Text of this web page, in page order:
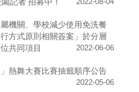
2022-08-04
機關、學校減少使用免洗餐
方式原則相關簽案」於分層
共同項目
2022-06-06
熱舞大賽比賽抽籤順序公告
2022-05-06